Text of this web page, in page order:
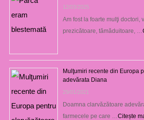
12/03/2025
Am fost la foarte mulţi doctori,
prezicătoare, tămăduitoare, …
Mulţumiri recente din Europa
adevărata Diana
29/01/2021
Doamna clarvăzătoare
farmecele pe care … Citește